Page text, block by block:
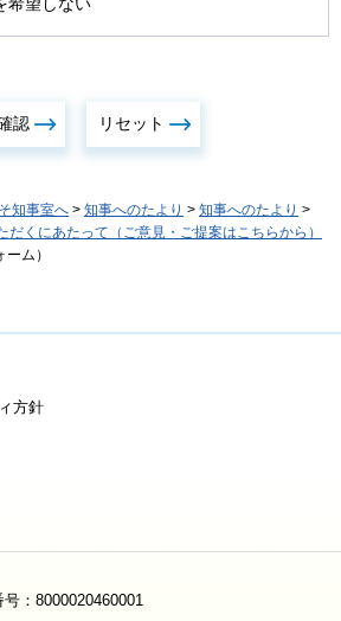
知事室へ > 知事へのたより > 知事へのたより >
くにあたって（ご意見・ご提案はこちらから）
ム）
方針
号：8000020460001